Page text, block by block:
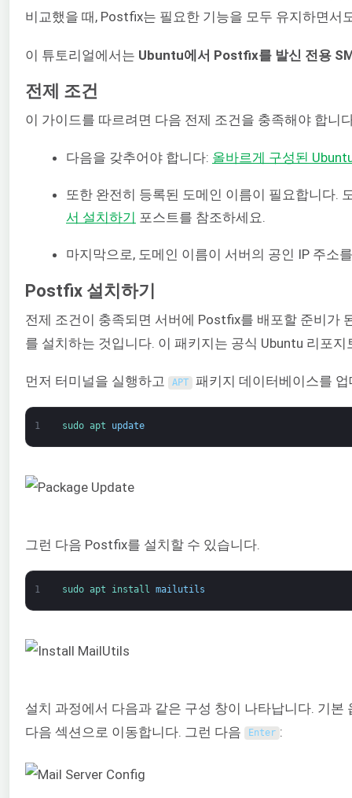
비교했을 때, Postfix는 필요한 기능을 모두 유지하면서
이 튜토리얼에서는 Ubuntu에서 Postfix를 발신 전용
전제 조건
이 가이드를 따르려면 다음 전제 조건을 충족해야 합니
다음을 갖추어야 합니다: 올바르게 구성된
또한 완전히 등록된 도메인 이름이 필요합니다.
서 설치하기 포스트를 참조하세요.
마지막으로, 도메인 이름이 서버의 공인 IP 주소
Postfix 설치하기
전제 조건이 충족되면 서버에 Postfix를 배포할 준비가
를 설치하는 것입니다. 이 패키지는 공식 Ubuntu 리포
먼저 터미널을 실행하고 APT 패키지 데이터베이스를 업
1 sudo apt update
그런 다음 Postfix를 설치할 수 있습니다.
1 sudo apt install mailutils
설치 과정에서 다음과 같은 구성 창이 나타납니다. 기본
다음 섹션으로 이동합니다. 그런 다음
Enter :